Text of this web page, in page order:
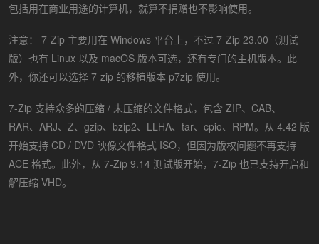
包括用在商业用途的计算机，就算不捐赠也不影响使用。
注意： 7-Zip 主要用在 Windows 平台上，不过 7-Zip 23.00（测试
版）也有 Linux 以及 macOS 版本可选，还有专门的主机版本。此
外，你还可以选择 7-zip 的移植版本 p7zip 使用。
7-Zip 支持众多的压缩 / 未压缩的文件格式，包含 ZIP、CAB、
RAR、ARJ、Z、gzip、bzip2、LLHA、tar、cpio、RPM。从 4.42 版
开始支持 CD / DVD 映像文件格式 ISO，但因为版权问题不再支持
ACE 格式。此外，从 7-Zip 9.14 测试版开始，7-Zip 也已支持开启和
解压缩 VHD。